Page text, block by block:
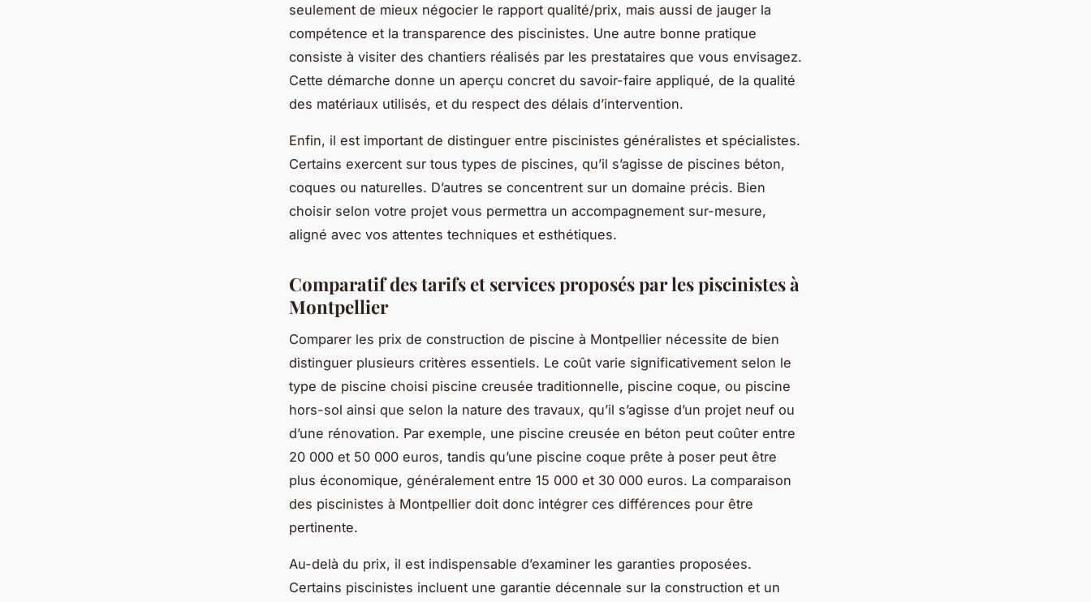
seulement de mieux négocier le rapport qualité/prix, mais aussi de jauger la
compétence et la transparence des piscinistes. Une autre bonne pratique
consiste à visiter des chantiers réalisés par les prestataires que vous envisagez.
Cette démarche donne un aperçu concret du savoir-faire appliqué, de la qualité
des matériaux utilisés, et du respect des délais d’intervention.
Enfin, il est important de distinguer entre piscinistes généralistes et spécialistes.
Certains exercent sur tous types de piscines, qu’il s’agisse de piscines béton,
coques ou naturelles. D’autres se concentrent sur un domaine précis. Bien
choisir selon votre projet vous permettra un accompagnement sur-mesure,
aligné avec vos attentes techniques et esthétiques.
Comparatif des tarifs et services proposés par les piscinistes à
Montpellier
Comparer les prix de construction de piscine à Montpellier nécessite de bien
distinguer plusieurs critères essentiels. Le coût varie significativement selon le
type de piscine choisi piscine creusée traditionnelle, piscine coque, ou piscine
hors-sol ainsi que selon la nature des travaux, qu’il s’agisse d’un projet neuf ou
d’une rénovation. Par exemple, une piscine creusée en béton peut coûter entre
20 000 et 50 000 euros, tandis qu’une piscine coque prête à poser peut être
plus économique, généralement entre 15 000 et 30 000 euros. La comparaison
des piscinistes à Montpellier doit donc intégrer ces différences pour être
pertinente.
Au-delà du prix, il est indispensable d’examiner les garanties proposées.
Certains piscinistes incluent une garantie décennale sur la construction et un